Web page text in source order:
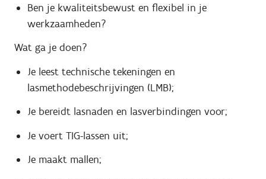
Ben je kwaliteitsbewust en flexibel in je
werkzaamheden?
Wat ga je doen?
Je leest technische tekeningen en
lasmethodebeschrijvingen (LMB);
Je bereidt lasnaden en lasverbindingen voor;
Je voert TIG-lassen uit;
Je maakt mallen;